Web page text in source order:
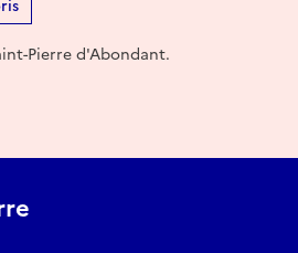
Pierre d'Abondant.